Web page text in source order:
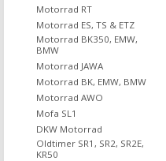
Motorrad RT
Motorrad ES, TS & ETZ
Motorrad BK350, EMW,
BMW
Motorrad JAWA
Motorrad BK, EMW, BMW
Motorrad AWO
Mofa SL1
DKW Motorrad
Oldtimer SR1, SR2, SR2E,
KR50